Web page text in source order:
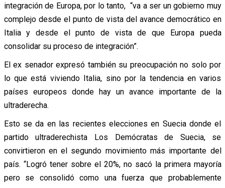
integración de Europa, por lo tanto, “va a ser un gobierno muy
complejo desde el punto de vista del avance democrático en
Italia y desde el punto de vista de que Europa pueda
consolidar su proceso de integración”.
El ex senador expresó también su preocupación no solo por
lo que está viviendo Italia, sino por la tendencia en varios
países europeos donde hay un avance importante de la
ultraderecha.
Esto se da en las recientes elecciones en Suecia donde el
partido ultraderechista Los Demócratas de Suecia, se
convirtieron en el segundo movimiento más importante del
país. “Logró tener sobre el 20%, no sacó la primera mayoría
pero se consolidó como una fuerza que probablemente